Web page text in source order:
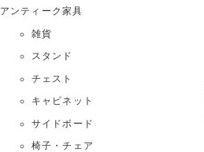
アンティーク家具
雑貨
スタンド
チェスト
キャビネット
サイドボード
椅子・チェア